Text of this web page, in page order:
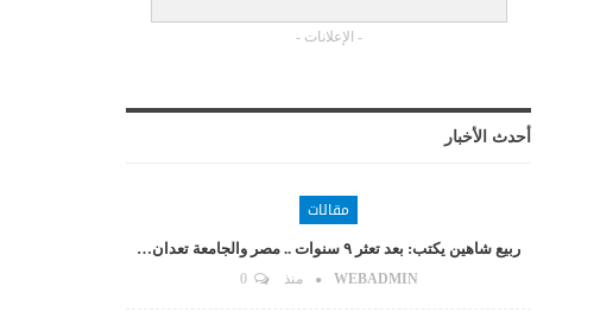
- الإعلانات -
أحدث الأخبار
مقالات
ربيع شاهين يكتب: بعد تعثر ٩ سنوات .. مصر والجامعة تعدان…
WEBADMIN منذ 0